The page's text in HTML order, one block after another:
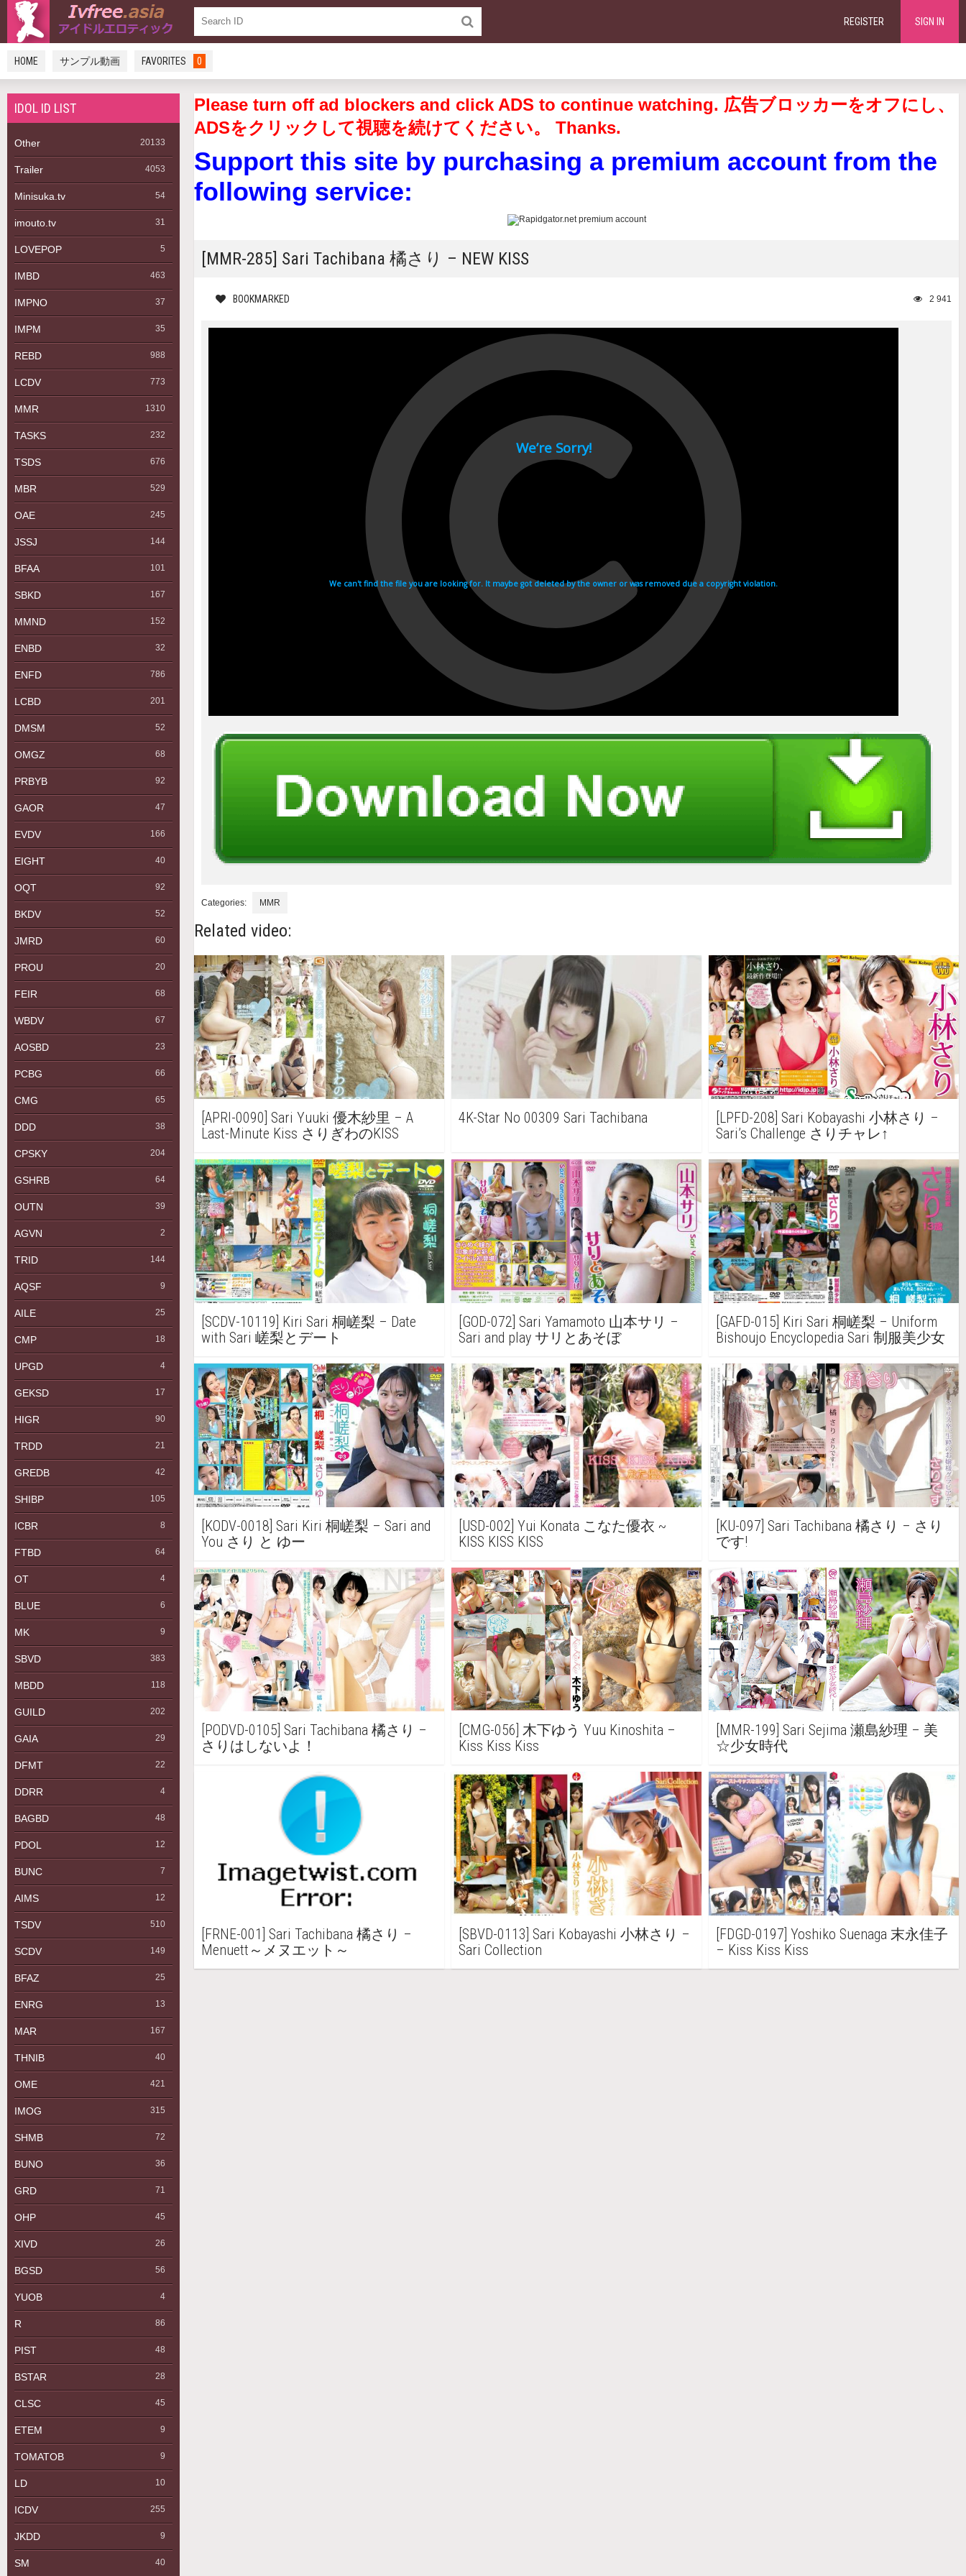
REGISTER SIGN IN
HOME サンプル動画 FAVORITES 0
IDOL ID LIST
Other 20133
Trailer 4053
Minisuka.tv 54
imouto.tv 31
LOVEPOP 5
IMBD 463
IMPNO 37
IMPM 35
REBD 988
LCDV 773
MMR 1310
TASKS 232
TSDS 676
MBR 529
OAE 245
JSSJ 144
BFAA 101
SBKD 167
MMND 152
ENBD 32
ENFD 786
LCBD 201
DMSM 52
OMGZ 68
PRBYB 92
GAOR 47
EVDV 166
EIGHT 40
OQT 92
BKDV 52
JMRD 60
PROU 20
FEIR 68
WBDV 67
AOSBD 23
PCBG 66
CMG 65
DDD 38
CPSKY 204
GSHRB 64
OUTN 39
AGVN 2
TRID 144
AQSF 9
AILE 25
CMP 18
UPGD 4
GEKSD 17
HIGR 90
TRDD 21
GREDB 42
SHIBP 105
ICBR 8
FTBD 64
OT 4
BLUE 6
MK 9
SBVD 383
MBDD 118
GUILD 202
GAIA 29
DFMT 22
DDRR 4
BAGBD 48
PDOL 12
BUNC 7
AIMS 12
TSDV 510
SCDV 149
BFAZ 25
ENRG 13
MAR 167
THNIB 40
OME 421
IMOG 315
SHMB 72
BUNO 36
GRD 71
OHP 45
XIVD 26
BGSD 56
YUOB 4
R 86
PIST 48
BSTAR 28
CLSC 45
ETEM 9
TOMATOB 9
LD 10
ICDV 255
JKDD 9
SM 40
Please turn off ad blockers and click ADS to continue watching. 広告ブロッカーをオフにし、
ADSをクリックして視聴を続けてください。 Thanks.
Support this site by purchasing a premium account from the
following service:
[MMR-285] Sari Tachibana 橘さり – NEW KISS
BOOKMARKED 2 941
Categories: MMR
Related video:
[APRI-0090] Sari Yuuki 優木紗里 – A
Last-Minute Kiss さりぎわのKISS
4K-Star No 00309 Sari Tachibana
[LPFD-208] Sari Kobayashi 小林さり –
Sari’s Challenge さりチャレ↑
[SCDV-10119] Kiri Sari 桐嵯梨 – Date
with Sari 嵯梨とデート
[GOD-072] Sari Yamamoto 山本サリ –
Sari and play サリとあそぼ
[GAFD-015] Kiri Sari 桐嵯梨 – Uniform
Bishoujo Encyclopedia Sari 制服美少女
[KODV-0018] Sari Kiri 桐嵯梨 – Sari and
You さり と ゆー
[USD-002] Yui Konata こなた優衣 ~
KISS KISS KISS
[KU-097] Sari Tachibana 橘さり – さり
です!
[PODVD-0105] Sari Tachibana 橘さり –
さりはしないよ！
[CMG-056] 木下ゆう Yuu Kinoshita –
Kiss Kiss Kiss
[MMR-199] Sari Sejima 瀬島紗理 – 美
☆少女時代
[FRNE-001] Sari Tachibana 橘さり –
Menuett～メヌエット～
[SBVD-0113] Sari Kobayashi 小林さり –
Sari Collection
[FDGD-0197] Yoshiko Suenaga 末永佳子
– Kiss Kiss Kiss